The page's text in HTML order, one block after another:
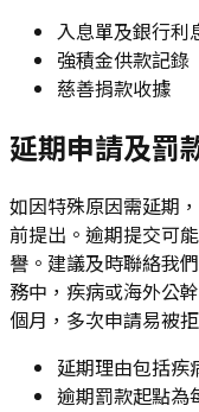
入息單及銀行利
強積金供款記錄
慈善捐款收據
延期申請及罰
如因特殊原因需延期
前提出。逾期提交可
譽。建議及時聯絡我
務中，疾病或海外公
個月，多次申請易被拒
延期理由包括疾
逾期罰款起點為